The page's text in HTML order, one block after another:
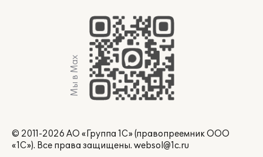
Мы в Max
© 2011-2026 АО «Группа 1С» (правопреемник ООО
«1С»). Все права защищены. websol@1c.ru